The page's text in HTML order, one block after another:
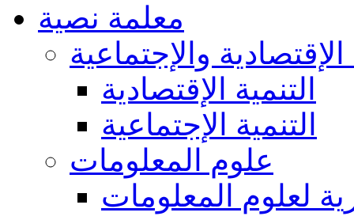
معلمة نصية
الإقتصادية والإجتماعية
التنمية الإقتصادية
التنمية الإجتماعية
علوم المعلومات
لعلوم المعلومات